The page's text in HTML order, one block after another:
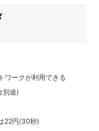
ワークが利用できる
別途)
22円/30秒)